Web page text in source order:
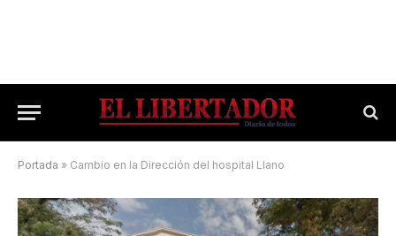
Portada » Cambio en la Dirección del hospital Llano